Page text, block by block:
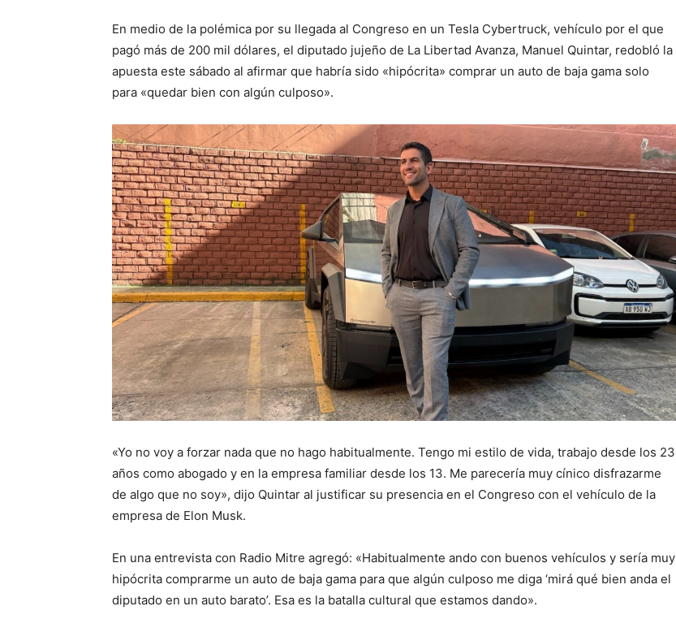
En medio de la polémica por su llegada al Congreso en un Tesla Cybertruck, vehículo por el que
pagó más de 200 mil dólares, el diputado jujeño de La Libertad Avanza, Manuel Quintar, redobló la
apuesta este sábado al afirmar que habría sido «hipócrita» comprar un auto de baja gama solo
para «quedar bien con algún culposo».
«Yo no voy a forzar nada que no hago habitualmente. Tengo mi estilo de vida, trabajo desde los 23
años como abogado y en la empresa familiar desde los 13. Me parecería muy cínico disfrazarme
de algo que no soy», dijo Quintar al justificar su presencia en el Congreso con el vehículo de la
empresa de Elon Musk.
En una entrevista con Radio Mitre agregó: «Habitualmente ando con buenos vehículos y sería muy
hipócrita comprarme un auto de baja gama para que algún culposo me diga ‘mirá qué bien anda el
diputado en un auto barato’. Esa es la batalla cultural que estamos dando».